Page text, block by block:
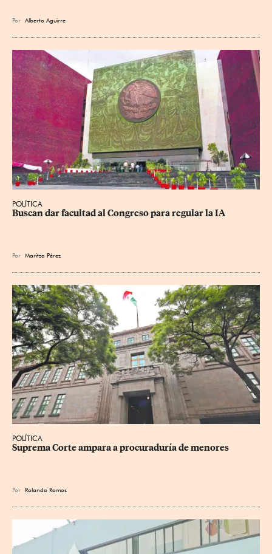
Por Alberto Aguirre
POLÍTICA
Buscan dar facultad al Congreso para regular la IA
Por Maritza Pérez
POLÍTICA
Suprema Corte ampara a procuraduría de menores
Por Rolando Ramos